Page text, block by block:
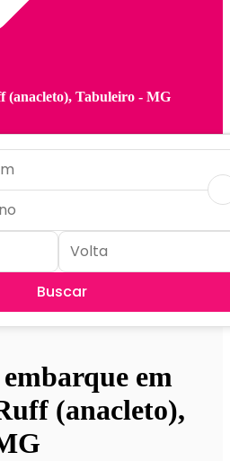
(anacleto), Tabuleiro - MG
Buscar
em
(anacleto),